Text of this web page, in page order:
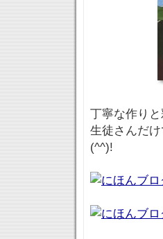
丁寧な作り
生徒さんだ
(^^)!